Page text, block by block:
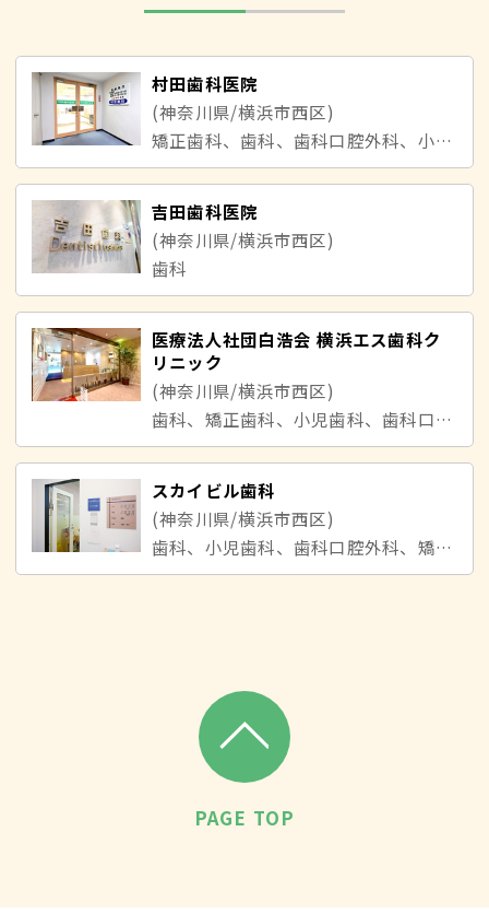
村田歯科医院
(神奈川県/横浜市西区)
矯正歯科、歯科、歯科口腔外科、小児歯科
吉田歯科医院
(神奈川県/横浜市西区)
歯科
医療法人社団白浩会 横浜エス歯科ク
リニック
(神奈川県/横浜市西区)
歯科、矯正歯科、小児歯科、歯科口腔外科
スカイビル歯科
(神奈川県/横浜市西区)
歯科、小児歯科、歯科口腔外科、矯正歯科
PAGE TOP